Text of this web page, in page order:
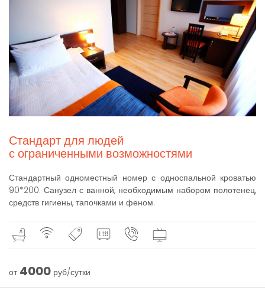
Стандарт для людей
с ограниченными возможностями
Стандартный одноместный номер с односпальной кроватью
90*200. Санузел с ванной, необходимым набором полотенец,
средств гигиены, тапочками и феном.
от 4000 руб/сутки